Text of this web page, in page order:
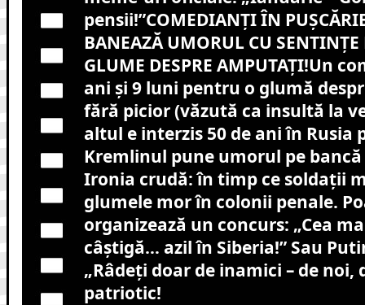
pensii!”COMEDIANȚI ÎN
BANEAZĂ UMORUL CU
GLUME DESPRE AMPUTAȚI!Un
ani și 9 luni pentru o glumă
fără picior (văzută ca insultă la
altul e interzis 50 de ani în Rusia
Kremlinul pune umorul pe
Ironia crudă: în timp ce soldații
glumele mor în colonii penale.
organizează un concurs: „Cea
câștigă… azil în Siberia!” Sau
„Râdeți doar de inamici – de noi,
patriotic!